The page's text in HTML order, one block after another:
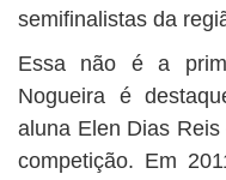
semifinalistas da
Essa não é a
Nogueira é
aluna Elen Dias
competição. Em